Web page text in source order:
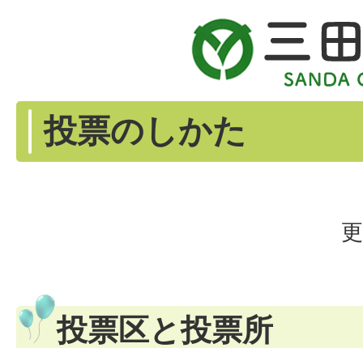
投票のしかた
投票区と投票所